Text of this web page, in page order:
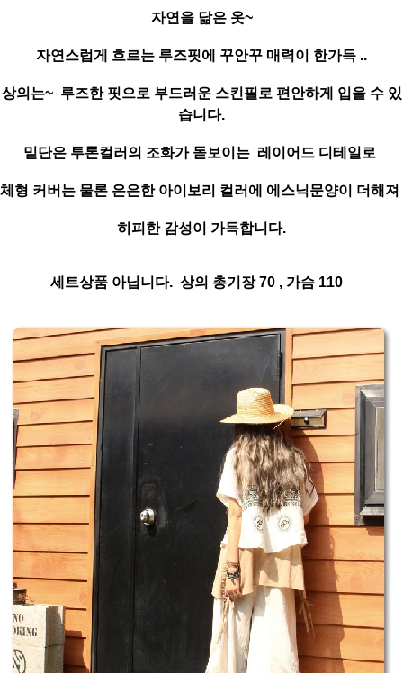
자연을 닮은 옷~
자연스럽게 흐르는 루즈핏에 꾸안꾸 매력이 한가득 ..
상의는~ 루즈한 핏으로 부드러운 스킨필로 편안하게 입을 수 있
습니다.
밑단은 투톤컬러의 조화가 돋보이는 레이어드 디테일로
체형 커버는 물론 은은한 아이보리 컬러에 에스닉문양이 더해져
히피한 감성이 가득합니다.
세트상품 아닙니다. 상의 총기장 70 , 가슴 110